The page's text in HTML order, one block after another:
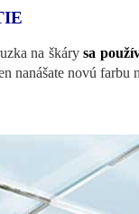
na škárysa
nanášate novú farbu